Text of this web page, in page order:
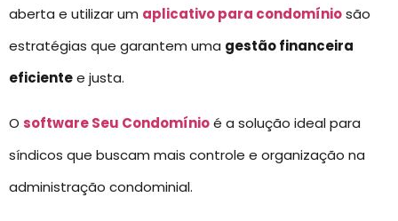
aberta e utilizar um aplicativo para condomíniosão
estratégias que garantem uma gestão financeira
eficientee justa.
O software Seu Condomínioé a solução ideal para
síndicos que buscam mais controle e organização na
administração condominial.